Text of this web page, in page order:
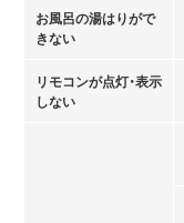
お風呂の湯はりがで
きない
リモコンが点灯・表示
しない